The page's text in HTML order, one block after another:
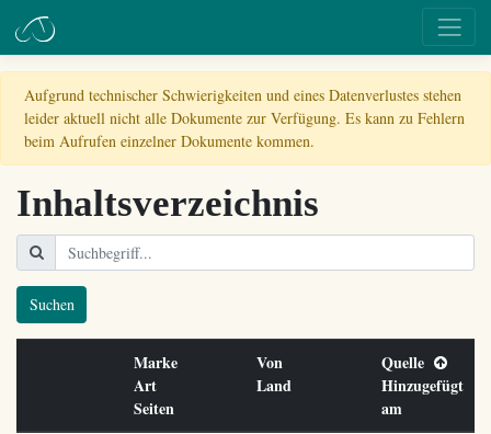
Aufgrund technischer Schwierigkeiten und eines Datenverlustes stehen
leider aktuell nicht alle Dokumente zur Verfügung. Es kann zu Fehlern
beim Aufrufen einzelner Dokumente kommen.
Inhaltsverzeichnis
Suchen
Marke
Art
Seiten
Von
Land
Quelle
Hinzugefügt
am